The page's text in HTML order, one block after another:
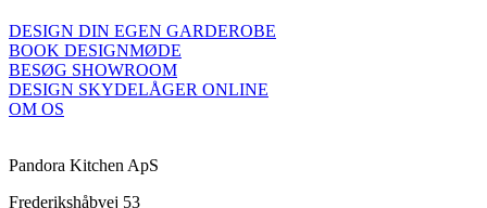
DESIGN DIN EGEN GARDEROBE
BOOK DESIGNMØDE
BESØG SHOWROOM
DESIGN SKYDELÅGER ONLINE
OM OS
Pandora Kitchen ApS
Frederikshåbvej 53